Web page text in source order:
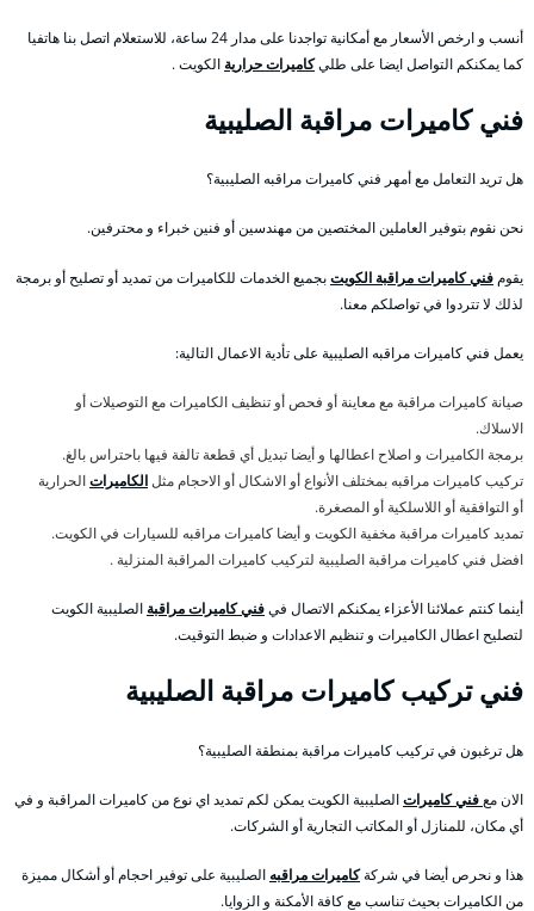
أنسب و ارخص الأسعار مع أمكانية تواجدنا على مدار 24 ساعة، للاستعلام اتصل بنا هاتفيا
كما يمكنكم التواصل ايضا على طليكاميرات حرارية الكويت .
فني كاميرات مراقبة الصليبية
هل تريد التعامل مع أمهر فني كاميرات مراقبه الصليبية؟
نحن نقوم بتوفير العاملين المختصين من مهندسين أو فنين خبراء و محترفين.
يقوم فني كاميرات مراقبة الكويتبجميع الخدمات للكاميرات من تمديد أو تصليح أو برمجة
لذلك لا تتردوا في تواصلكم معنا.
يعمل فني كاميرات مراقبه الصليبية على تأدية الاعمال التالية:
صيانة كاميرات مراقبة مع معاينة أو فحص أو تنظيف الكاميرات مع التوصيلات أو
الاسلاك.
برمجة الكاميرات و اصلاح اعطالها و أيضا تبديل أي قطعة تالفة فيها باحتراس بالغ.
تركيب كاميرات مراقبه بمختلف الأنواع أو الاشكال أو الاحجام مثلالكاميراتالحرارية
أو التوافقية أو اللاسلكية أو المصغرة.
تمديد كاميرات مراقبة مخفية الكويت و أيضا كاميرات مراقبه للسيارات في الكويت.
افضل فني كاميرات مراقبة الصليبية لتركيب كاميرات المراقبة المنزلية .
أينما كنتم عملائنا الأعزاء يمكنكم الاتصال فيفني كاميرات مراقبة الصليبية الكويت
لتصليح اعطال الكاميرات و تنظيم الاعدادات و ضبط التوقيت.
فني تركيب كاميرات مراقبة الصليبية
هل ترغبون في تركيب كاميرات مراقبة بمنطقة الصليبية؟
الان معفني كاميراتالصليبية الكويت يمكن لكم تمديد اي نوع من كاميرات المراقبة و في
أي مكان، للمنازل أو المكاتب التجارية أو الشركات.
هذا و نحرص أيضا في شركةكاميرات مراقبه الصليبية على توفير احجام أو أشكال مميزة
من الكاميرات بحيث تناسب مع كافة الأمكنة و الزوايا.